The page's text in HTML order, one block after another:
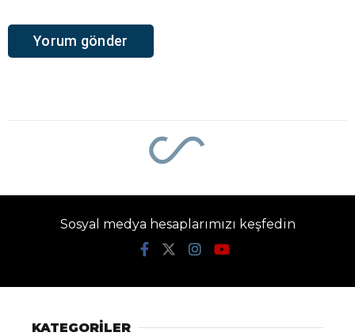
Sosyal medya hesaplarımızı keşfedin
KATEGORİLER